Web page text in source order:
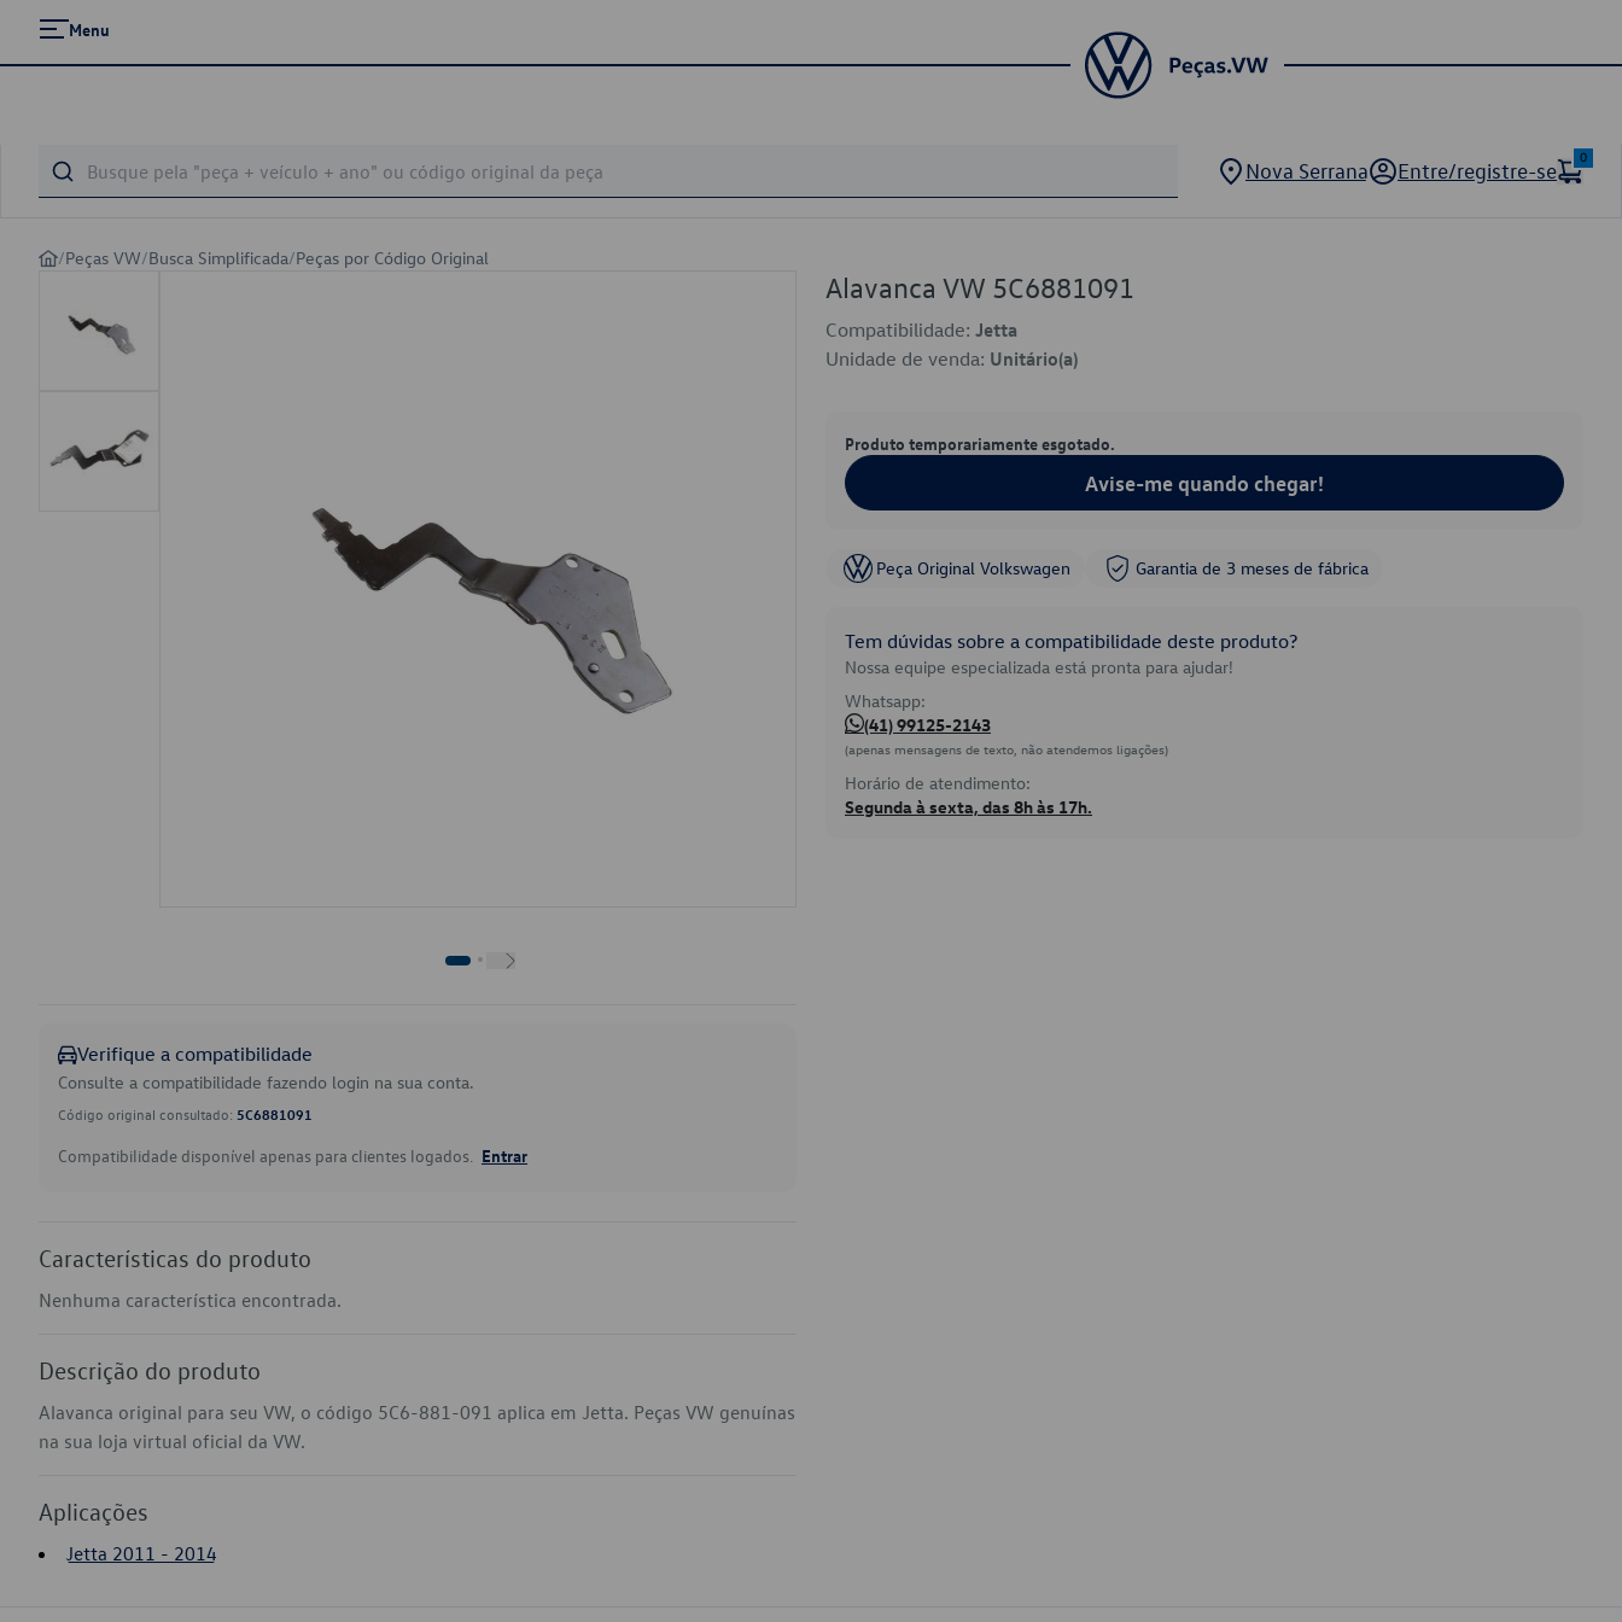
Menu
Nova Serrana Entre/registre-se
0
/Peças VW/Busca Simplificada/Peças por Código Original
Verifique a compatibilidade
Consulte a compatibilidade fazendo login na sua conta.
Código original consultado: 5C6881091
Compatibilidade disponível apenas para clientes logados. Entrar
Características do produto
Nenhuma característica encontrada.
Descrição do produto
Alavanca original para seu VW, o código 5C6-881-091 aplica em Jetta. Peças VW genuínas
na sua loja virtual oficial da VW.
Aplicações
Jetta 2011 - 2014
Alavanca VW 5C6881091
Compatibilidade: Jetta
Unidade de venda: Unitário(a)
Produto temporariamente esgotado.
Avise-me quando chegar!
Peça Original Volkswagen Garantia de 3 meses de fábrica
Tem dúvidas sobre a compatibilidade deste produto?
Nossa equipe especializada está pronta para ajudar!
Whatsapp:
(41) 99125-2143
(apenas mensagens de texto, não atendemos ligações)
Horário de atendimento:
Segunda à sexta, das 8h às 17h.